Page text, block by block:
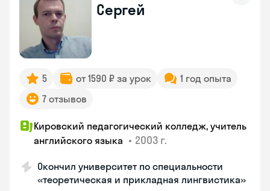
Сергей
5 от 1590 ₽ за урок
1 год опыта
7 отзывов
Кировский педагогический колледж, учитель
английского языка • 2003 г.
Окончил университет по специальности
«теоретическая и прикладная лингвистика»